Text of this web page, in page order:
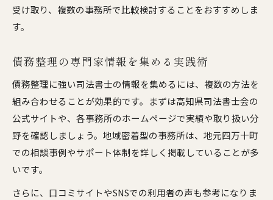
受け取り、複数の事務所で比較検討することをおすすめしま
す。
債務整理の専門家情報を集める実践術
債務整理に強い司法書士の情報を集めるには、複数の方法を
組み合わせることが効果的です。まずは高知県司法書士会の
公式サイトや、各事務所のホームページで実績や取り扱い分
野を確認しましょう。地域密着型の事務所は、地元四万十町
での相談事例やサポート体制を詳しく掲載していることが多
いです。
さらに、口コミサイトやSNSでの利用者の声も参考になりま